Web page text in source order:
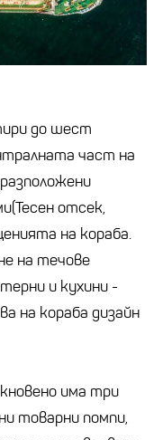
до шест
част на
отсек,
на кораба.
на течове
и кухини -
на кораба дизайн
има три
товарни помпи,